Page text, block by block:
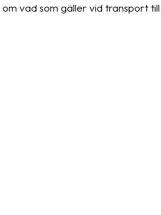
vad som gäller vid transport till